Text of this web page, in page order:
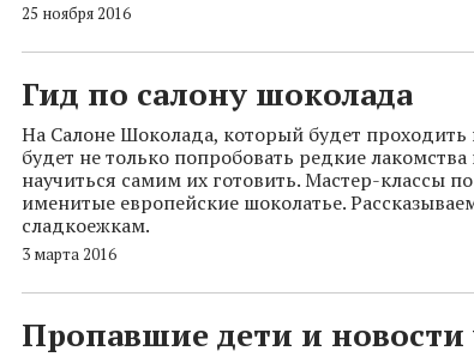
25 ноября 2016
Гид по салону шоколада
На Салоне Шоколада, который будет
будет не только попробовать редкие
научиться самим их готовить. Мастер-классы
именитые европейские шоколатье.
сладкоежкам.
3 марта 2016
Пропавшие дети и новости